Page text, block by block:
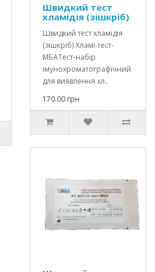
Швидкий тест
хламідія (зішкріб)
Швидкий тест хламідія
(зішкріб) Хламі-тест-
МБАТест-набір
імунохроматографічний
для виявлення хл..
170.00 грн